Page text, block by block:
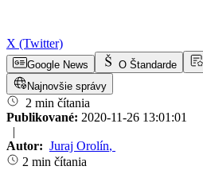
X (Twitter)
Google News O Štandarde
Najnovšie správy
2 min čítania
Publikované: 2020-11-26 13:01:01
|
Autor: Juraj Orolín,
2 min čítania